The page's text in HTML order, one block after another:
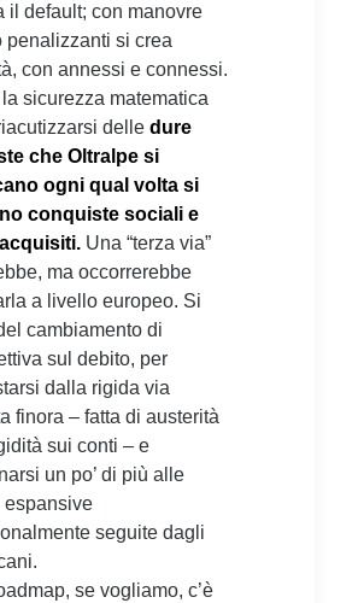
il default; con manovre
penalizzanti si crea
con annessi e connessi.
la sicurezza matematica
delle dure
che Oltralpe si
ogni qual volta si
conquiste sociali e
Una “terza via”
ma occorrerebbe
a livello europeo. Si
cambiamento di
sul debito, per
dalla rigida via
finora – fatta di austerità
sui conti – e
un po’ di più alle
espansive
seguite dagli
se vogliamo, c’è